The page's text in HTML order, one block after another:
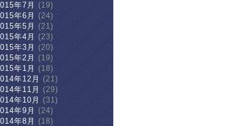
年7月
(19)
年6月
(24)
年5月
(21)
年4月
(23)
年3月
(20)
年2月
(19)
年1月
(18)
年12月
(21)
年11月
(29)
年10月
(31)
年9月
(24)
年8月
(18)